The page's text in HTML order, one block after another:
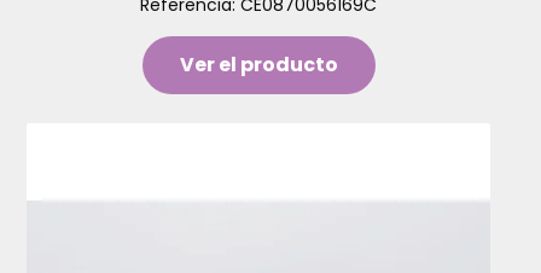
Ver el producto